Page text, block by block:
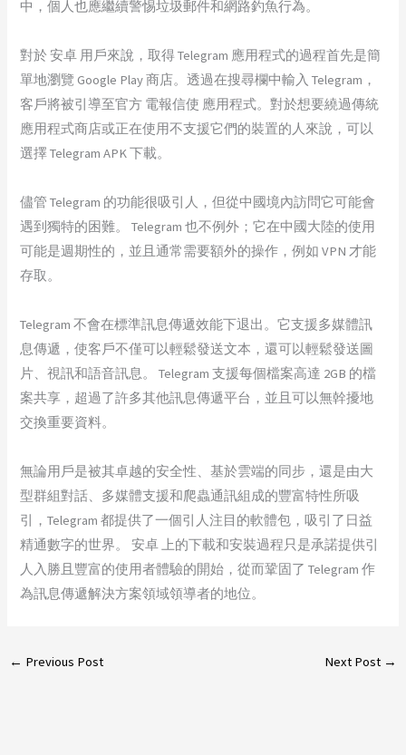
中，個人也應繼續警惕垃圾郵件和網路釣魚行為。
對於 安卓 用戶來說，取得 Telegram 應用程式的過程首先是簡
單地瀏覽 Google Play 商店。透過在搜尋欄中輸入 Telegram，
客戶將被引導至官方 電報信使 應用程式。對於想要繞過傳統
應用程式商店或正在使用不支援它們的裝置的人來說，可以
選擇 Telegram APK 下載。
儘管 Telegram 的功能很吸引人，但從中國境內訪問它可能會
遇到獨特的困難。 Telegram 也不例外；它在中國大陸的使用
可能是週期性的，並且通常需要額外的操作，例如 VPN 才能
存取。
Telegram 不會在標準訊息傳遞效能下退出。它支援多媒體訊
息傳遞，使客戶不僅可以輕鬆發送文本，還可以輕鬆發送圖
片、視訊和語音訊息。 Telegram 支援每個檔案高達 2GB 的檔
案共享，超過了許多其他訊息傳遞平台，並且可以無幹擾地
交換重要資料。
無論用戶是被其卓越的安全性、基於雲端的同步，還是由大
型群組對話、多媒體支援和爬蟲通訊組成的豐富特性所吸
引，Telegram 都提供了一個引人注目的軟體包，吸引了日益
精通數字的世界。 安卓 上的下載和安裝過程只是承諾提供引
人入勝且豐富的使用者體驗的開始，從而鞏固了 Telegram 作
為訊息傳遞解決方案領域領導者的地位。
← Previous Post Next Post →